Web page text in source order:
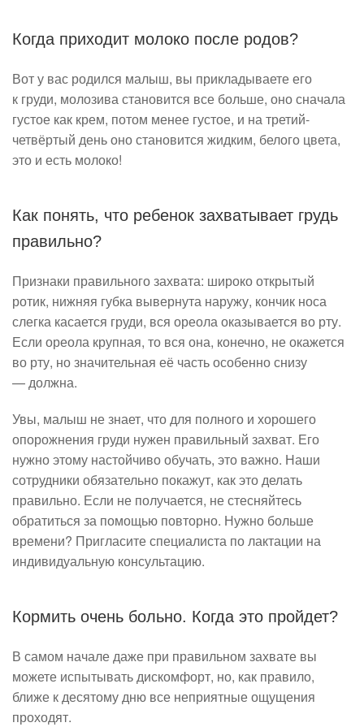
Когда приходит молоко после родов?
Вот у вас родился малыш, вы прикладываете его
к груди, молозива становится все больше, оно сначала
густое как крем, потом менее густое, и на третий-
четвёртый день оно становится жидким, белого цвета,
это и есть молоко!
Как понять, что ребенок захватывает грудь
правильно?
Признаки правильного захвата: широко открытый
ротик, нижняя губка вывернута наружу, кончик носа
слегка касается груди, вся ореола оказывается во рту.
Если ореола крупная, то вся она, конечно, не окажется
во рту, но значительная её часть особенно снизу
— должна.
Увы, малыш не знает, что для полного и хорошего
опорожнения груди нужен правильный захват. Его
нужно этому настойчиво обучать, это важно. Наши
сотрудники обязательно покажут, как это делать
правильно. Если не получается, не стесняйтесь
обратиться за помощью повторно. Нужно больше
времени? Пригласите специалиста по лактации на
индивидуальную консультацию.
Кормить очень больно. Когда это пройдет?
В самом начале даже при правильном захвате вы
можете испытывать дискомфорт, но, как правило,
ближе к десятому дню все неприятные ощущения
проходят.